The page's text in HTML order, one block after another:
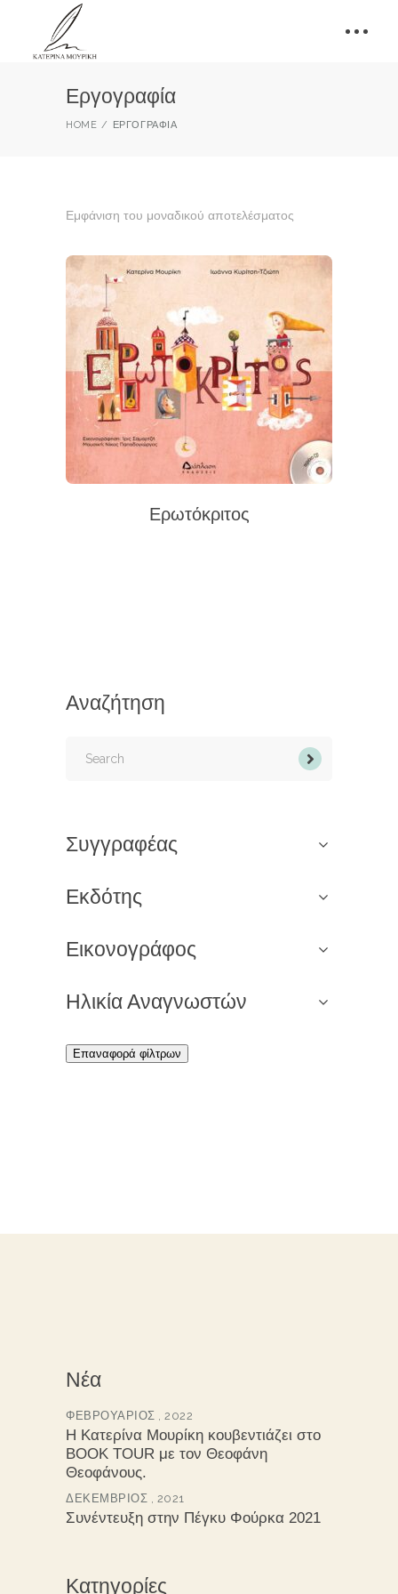
Εργογραφία
HOME ΕΡΓΟΓΡΑΦΊΑ
Εμφάνιση του μοναδικού αποτελέσματος
Ερωτόκριτος
Αναζήτηση
Συγγραφέας
Εκδότης
Εικονογράφος
Ηλικία Αναγνωστών
Επαναφορά φίλτρων
Νέα
ΦΕΒΡΟΥΆΡΙΟΣ , 2022
Η Κατερίνα Μουρίκη κουβεντιάζει στο
BOOK TOUR με τον Θεοφάνη
Θεοφάνους.
ΔΕΚΈΜΒΡΙΟΣ , 2021
Συνέντευξη στην Πέγκυ Φούρκα 2021
Κατηγορίες